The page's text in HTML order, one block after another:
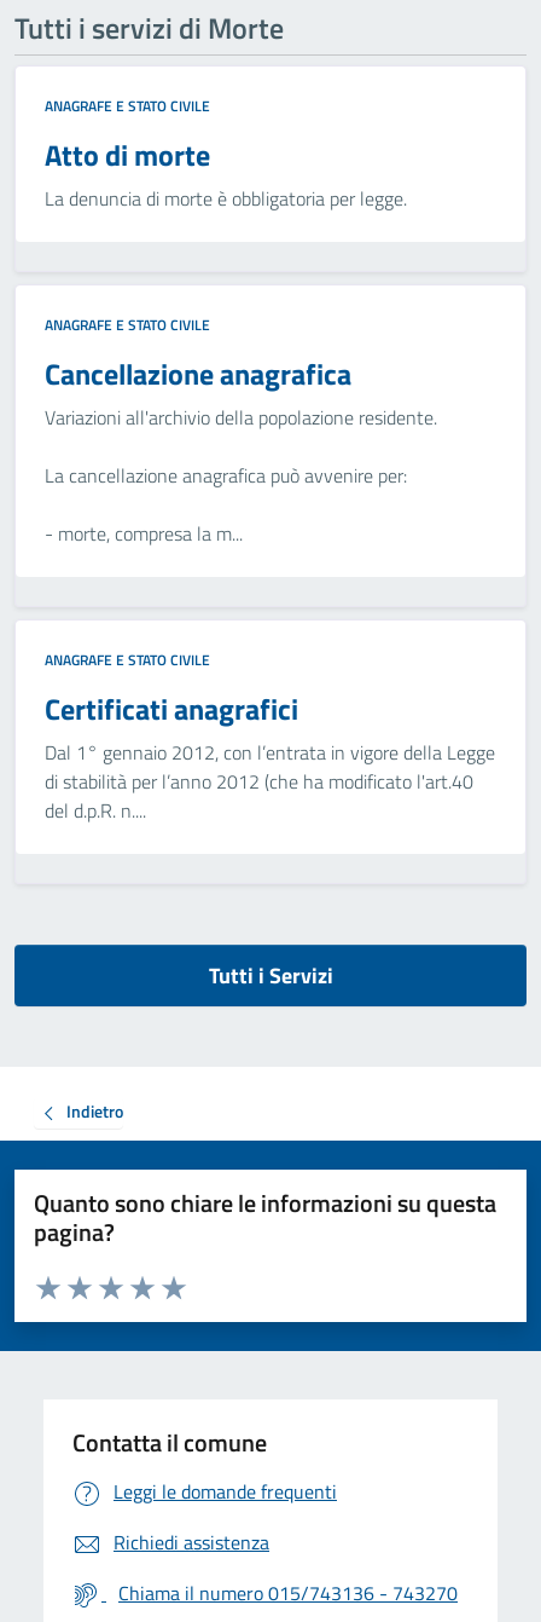
Tutti i servizi di Morte
ANAGRAFE E STATO CIVILE
Atto di morte
La denuncia di morte è obbligatoria per legge.
ANAGRAFE E STATO CIVILE
Cancellazione anagrafica
Variazioni all'archivio della popolazione residente.
La cancellazione anagrafica può avvenire per:
- morte, compresa la m...
ANAGRAFE E STATO CIVILE
Certificati anagrafici
Dal 1° gennaio 2012, con l’entrata in vigore della Legge
di stabilità per l’anno 2012 (che ha modificato l'art.40
del d.p.R. n....
Tutti i Servizi
Indietro
Quanto sono chiare le informazioni su questa
pagina?
Valuta da 1 a 5 stelle la pagina
Valuta 5 stelle su 5
Valuta 4 stelle su 5
Valuta 3 stelle su 5
Valuta 2 stelle su 5
Valuta 1 stelle su 5
Contatta il comune
Leggi le domande frequenti
Richiedi assistenza
Chiama il numero 015/743136 - 743270